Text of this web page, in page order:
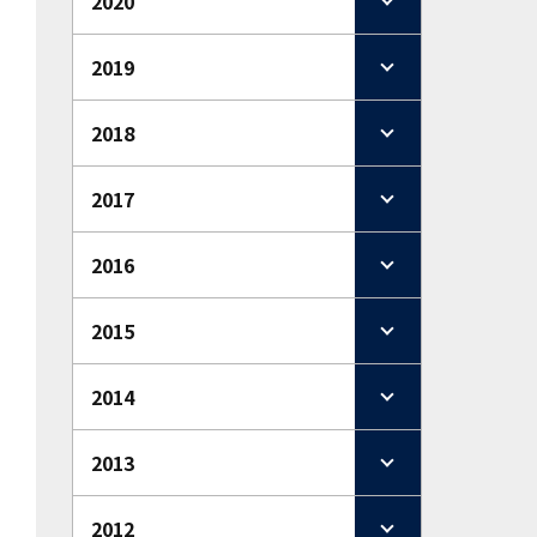
2019
2018
2017
2016
2015
2014
2013
2012